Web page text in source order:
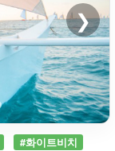
❯
#화이트비치